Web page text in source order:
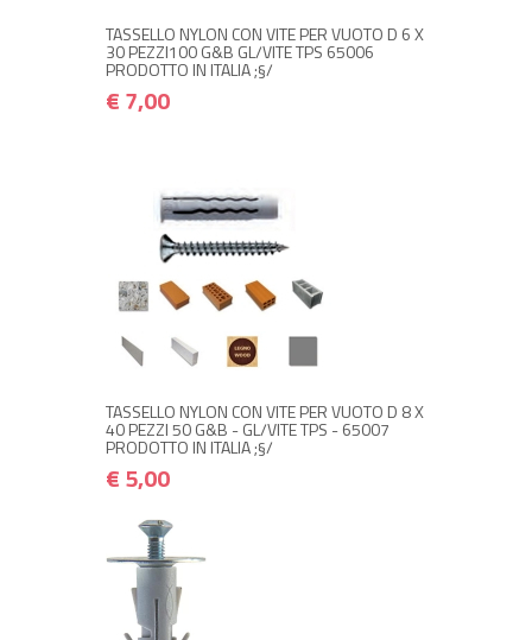
TASSELLO NYLON CON VITE PER VUOTO D 6 X
30 PEZZI100 G&B GL/VITE TPS 65006
PRODOTTO IN ITALIA ;§/
€ 7,00
TASSELLO NYLON CON VITE PER VUOTO D 8 X
40 PEZZI 50 G&B - GL/VITE TPS - 65007
PRODOTTO IN ITALIA ;§/
€ 5,00
+ ACQUISTA